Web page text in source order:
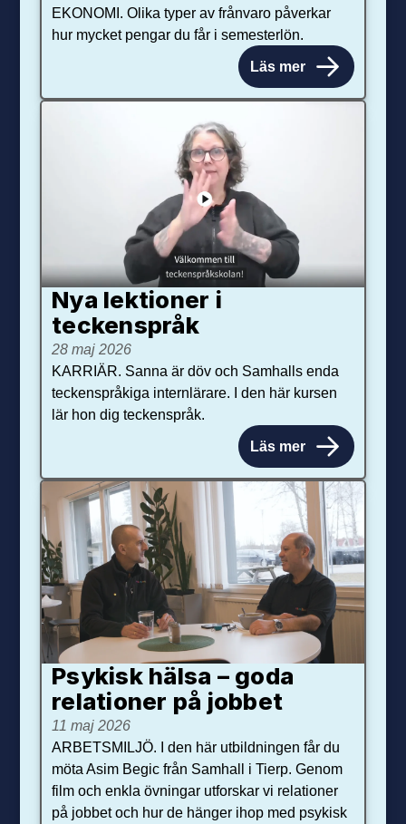
EKONOMI. Olika typer av frånvaro påverkar
hur mycket pengar du får i semesterlön.
Läs mer
Nya lektioner i
teckenspråk
28 maj 2026
KARRIÄR. Sanna är döv och Samhalls enda
teckenspråkiga internlärare. I den här kursen
lär hon dig teckenspråk.
Läs mer
Psykisk hälsa – goda
relationer på jobbet
11 maj 2026
ARBETSMILJÖ. I den här utbildningen får du
möta Asim Begic från Samhall i Tierp. Genom
film och enkla övningar utforskar vi relationer
på jobbet och hur de hänger ihop med psykisk